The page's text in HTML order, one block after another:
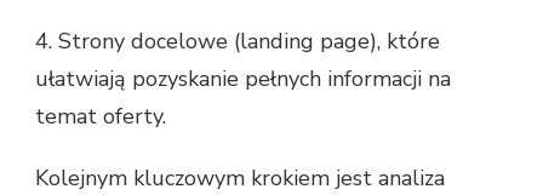
4. Strony docelowe (landing page), które
ułatwiają pozyskanie pełnych informacji na
temat oferty.
Kolejnym kluczowym krokiem jest analiza